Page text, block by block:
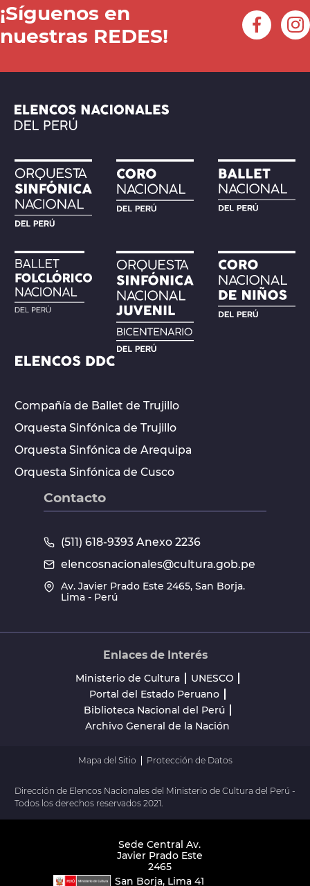
¡Síguenos en
nuestras REDES!
Compañía de Ballet de Trujillo
Orquesta Sinfónica de Trujillo
Orquesta Sinfónica de Arequipa
Orquesta Sinfónica de Cusco
Contacto
(511) 618-9393 Anexo 2236
elencosnacionales@cultura.gob.pe
Av. Javier Prado Este 2465, San Borja.
Lima - Perú
Enlaces de Interés
Ministerio de Cultura
UNESCO
Portal del Estado Peruano
Biblioteca Nacional del Perú
Archivo General de la Nación
Mapa del Sitio Protección de Datos
Dirección de Elencos Nacionales del Ministerio de Cultura del Perú -
Todos los derechos reservados 2021.
Sede Central Av.
Javier Prado Este
2465
San Borja, Lima 41